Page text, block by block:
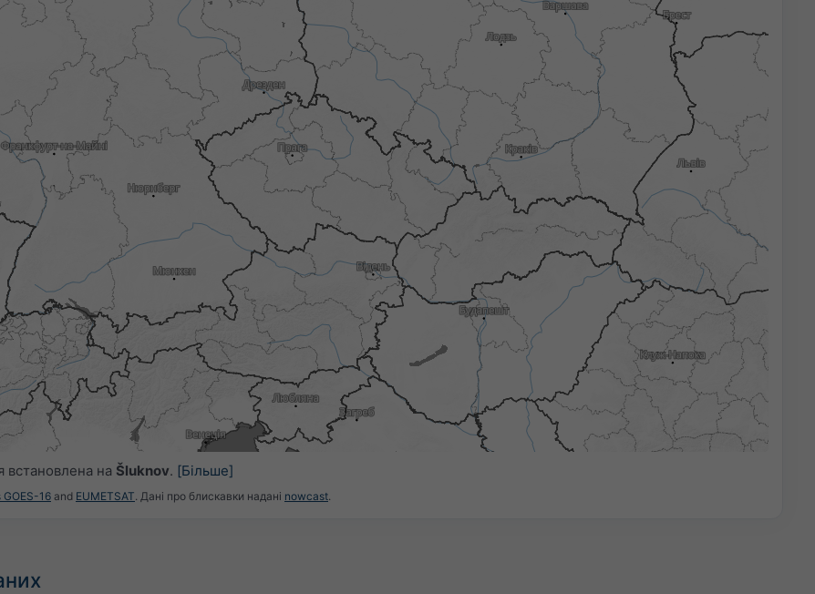
встановлена на Šluknov. [Більше]
GOES-16 and EUMETSAT. Дані про блискавки надані nowcast.